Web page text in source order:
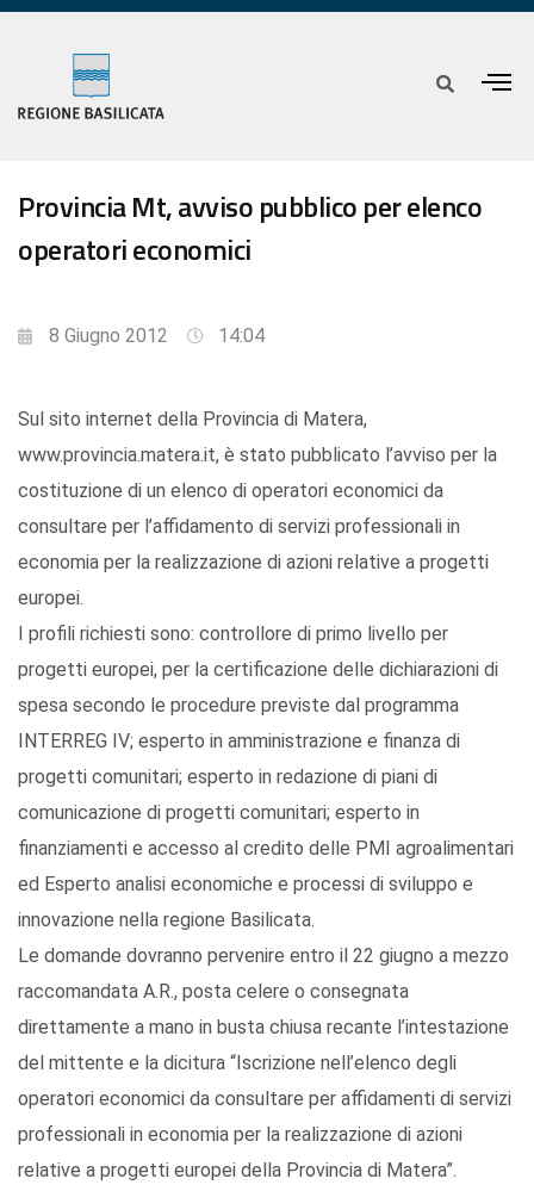
Provincia Mt, avviso pubblico per elenco
operatori economici
8 Giugno 2012 14:04
Sul sito internet della Provincia di Matera,
www.provincia.matera.it, è stato pubblicato l’avviso per la
costituzione di un elenco di operatori economici da
consultare per l’affidamento di servizi professionali in
economia per la realizzazione di azioni relative a progetti
europei.
I profili richiesti sono: controllore di primo livello per
progetti europei, per la certificazione delle dichiarazioni di
spesa secondo le procedure previste dal programma
INTERREG IV; esperto in amministrazione e finanza di
progetti comunitari; esperto in redazione di piani di
comunicazione di progetti comunitari; esperto in
finanziamenti e accesso al credito delle PMI agroalimentari
ed Esperto analisi economiche e processi di sviluppo e
innovazione nella regione Basilicata.
Le domande dovranno pervenire entro il 22 giugno a mezzo
raccomandata A.R., posta celere o consegnata
direttamente a mano in busta chiusa recante l’intestazione
del mittente e la dicitura “Iscrizione nell’elenco degli
operatori economici da consultare per affidamenti di servizi
professionali in economia per la realizzazione di azioni
relative a progetti europei della Provincia di Matera”.